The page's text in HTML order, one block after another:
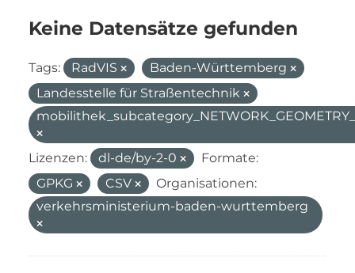
Keine Datensätze gefunden
Tags: RadVIS
Baden-Württemberg
Landesstelle für Straßentechnik
Lizenzen: dl-de/by-2-0
Formate:
GPKG
CSV
Organisationen:
verkehrsministerium-baden-wurttemberg